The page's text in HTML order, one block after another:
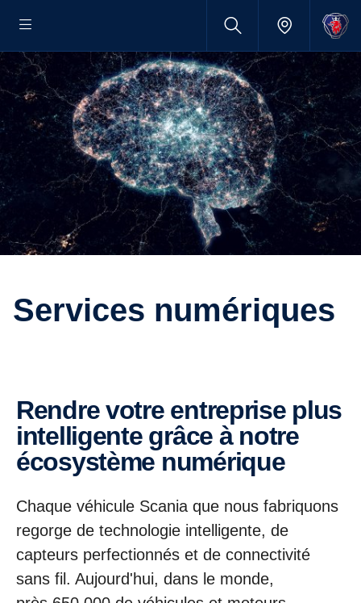
Services numériques
Rendre votre entreprise plus
intelligente grâce à notre
écosystème numérique
Chaque véhicule Scania que nous fabriquons
regorge de technologie intelligente, de
capteurs perfectionnés et de connectivité
sans fil. Aujourd'hui, dans le monde,